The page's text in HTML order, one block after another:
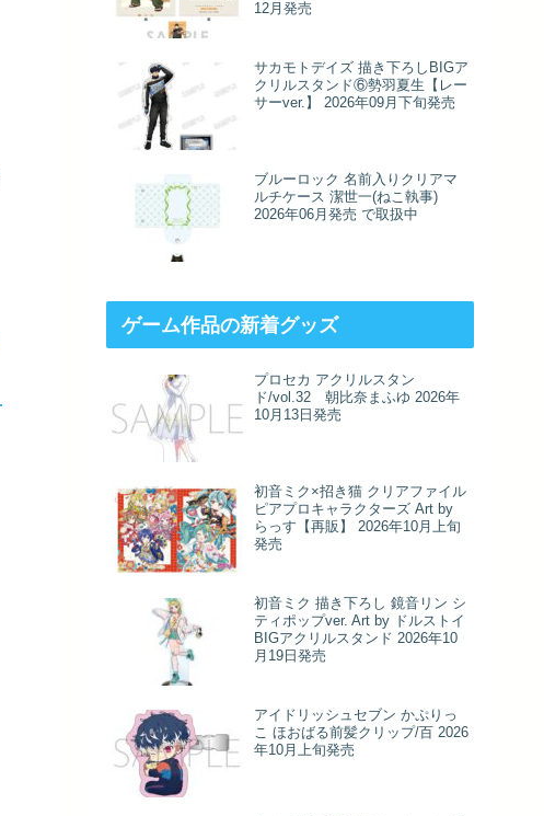
12月発売
サカモトデイズ 描き下ろしBIGア
クリルスタンド⑥勢羽夏生【レー
サーver.】 2026年09月下旬発売
ブルーロック 名前入りクリアマ
ルチケース 潔世一(ねこ執事)
2026年06月発売 で取扱中
ゲーム作品の新着グッズ
プロセカ アクリルスタン
ド/vol.32 朝比奈まふゆ 2026年
10月13日発売
初音ミク×招き猫 クリアファイル
ピアプロキャラクターズ Art by
らっす【再販】 2026年10月上旬
発売
初音ミク 描き下ろし 鏡音リン シ
ティポップver. Art by ドルストイ
BIGアクリルスタンド 2026年10
月19日発売
アイドリッシュセブン かぷりっ
こ ほおばる前髪クリップ/百 2026
年10月上旬発売